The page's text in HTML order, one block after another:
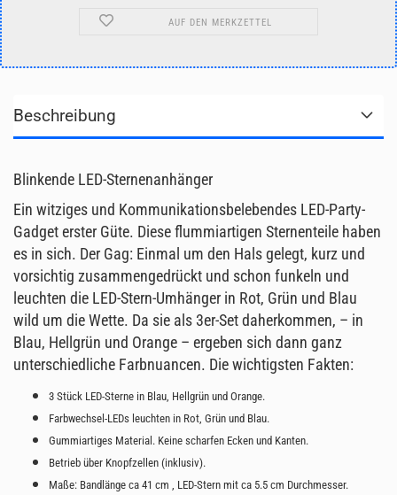
AUF DEN MERKZETTEL
Beschreibung
Blinkende LED-Sternenanhänger
Ein witziges und Kommunikationsbelebendes LED-Party-
Gadget erster Güte. Diese flummiartigen Sternenteile haben
es in sich. Der Gag: Einmal um den Hals gelegt, kurz und
vorsichtig zusammengedrückt und schon funkeln und
leuchten die LED-Stern-Umhänger in Rot, Grün und Blau
wild um die Wette. Da sie als 3er-Set daherkommen, – in
Blau, Hellgrün und Orange – ergeben sich dann ganz
unterschiedliche Farbnuancen. Die wichtigsten Fakten:
3 Stück LED-Sterne in Blau, Hellgrün und Orange.
Farbwechsel-LEDs leuchten in Rot, Grün und Blau.
Gummiartiges Material. Keine scharfen Ecken und Kanten.
Betrieb über Knopfzellen (inklusiv).
Maße: Bandlänge ca 41 cm , LED-Stern mit ca 5.5 cm Durchmesser.